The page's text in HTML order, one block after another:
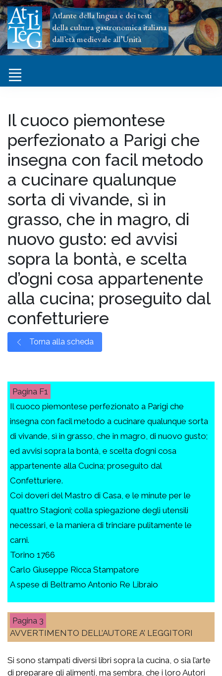
Atlante della lingua e dei testi
della cultura gastronomica italiana
dall’età medievale all’Unità
Il cuoco piemontese
perfezionato a Parigi che
insegna con facil metodo
a cucinare qualunque
sorta di vivande, sì in
grasso, che in magro, di
nuovo gusto: ed avvisi
sopra la bontà, e scelta
d’ogni cosa appartenente
alla cucina; proseguito dal
confetturiere
Torna alla scheda
F1
Il cuoco piemontese perfezionato a Parigi che
insegna con facil metodo a cucinare qualunque sorta
di vivande, sì in grasso, che in magro, di nuovo gusto;
ed avvisi sopra la bontà, e scelta d’ogni cosa
appartenente alla Cucina; proseguito dal
Confetturiere.
Coi doveri del Mastro di Casa, e le minute per le
quattro Stagioni; colla spiegazione degli utensili
necessari, e la maniera di trinciare pulitamente le
carni.
Torino 1766
Carlo Giuseppe Ricca Stampatore
A spese di Beltramo Antonio Re Libraio
3
AVVERTIMENTO DELL’AUTORE A’ LEGGITORI
Si sono stampati diversi libri sopra la cucina, o sia l’arte
di preparare gli alimenti, ma sembra, che i loro Autori